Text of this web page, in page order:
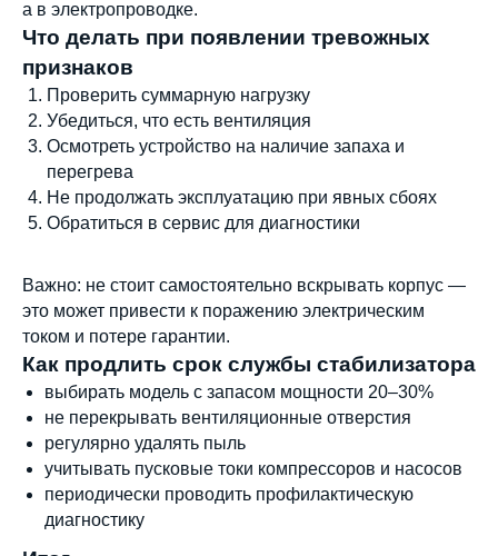
а в электропроводке.
Что делать при появлении тревожных
признаков
Проверить суммарную нагрузку
Убедиться, что есть вентиляция
Осмотреть устройство на наличие запаха и
перегрева
Не продолжать эксплуатацию при явных сбоях
Обратиться в сервис для диагностики
Важно: не стоит самостоятельно вскрывать корпус —
это может привести к поражению электрическим
током и потере гарантии.
Как продлить срок службы стабилизатора
выбирать модель с запасом мощности 20–30%
не перекрывать вентиляционные отверстия
регулярно удалять пыль
учитывать пусковые токи компрессоров и насосов
периодически проводить профилактическую
диагностику
Телефон:
8 (800) 444-75-17 info@shtil-stab.ru
Оставить заявку